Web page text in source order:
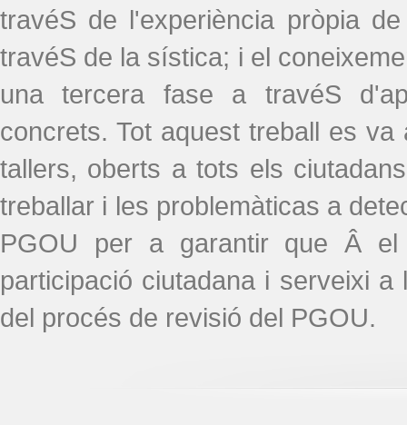
travéS de l'experiència pròpia
travéS de la sística; i el
una tercera fase a travéS
concrets. Tot aquest treball es
tallers, oberts a tots els
treballar i les problemàticas a
PGOU per a garantir que Â
participació ciutadana i serveixi
del procés de revisió del PGOU.